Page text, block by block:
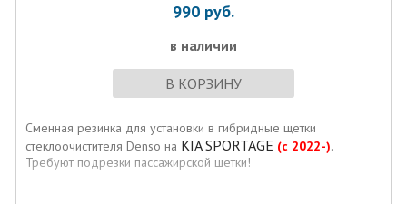
990 руб.
в наличии
В КОРЗИНУ
Сменная резинка для установки в гибридные щетки
стеклоочистителя Denso на KIA SPORTAGE (с 2022-).
Требуют подрезки пассажирской щетки!